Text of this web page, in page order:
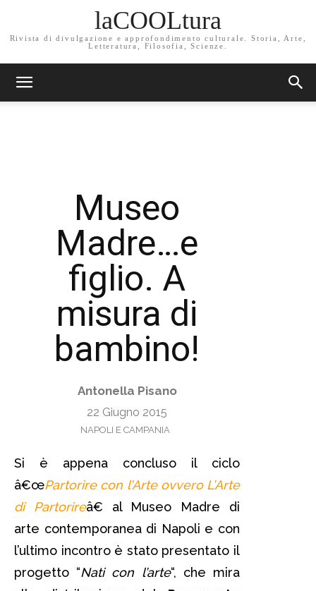
laCOOLtura
Rivista di divulgazione e approfondimento culturale. Storia, Arte,
Letteratura, Filosofia, Scienze.
Museo
Madre…e
figlio. A
misura di
bambino!
Antonella Pisano
22 Giugno 2015
NAPOLI E CAMPANIA
Si è appena concluso il ciclo
â€œPartorire con l’Arte ovvero L’Arte
di Partorireâ€ al Museo Madre di
arte contemporanea di Napoli e con
l’ultimo incontro è stato presentato il
progetto “Nati con l’arte“, che mira